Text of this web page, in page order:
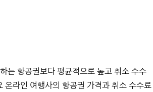
는 항공권보다 평균적으로 높고 취소 수수
라인 여행사의 항공권 가격과 취소 수수료